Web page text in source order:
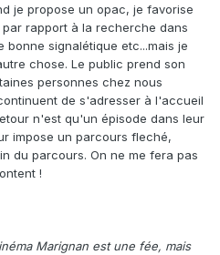
je propose un opac, je favorise
rapport à la recherche dans
signalétique etc...mais je
chose. Le public prend son
personnes chez nous
de s'adresser à l'accueil
n'est qu'un épisode dans leur
impose un parcours fleché,
du parcours. On ne me fera pas
!
Marignan est une fée, mais